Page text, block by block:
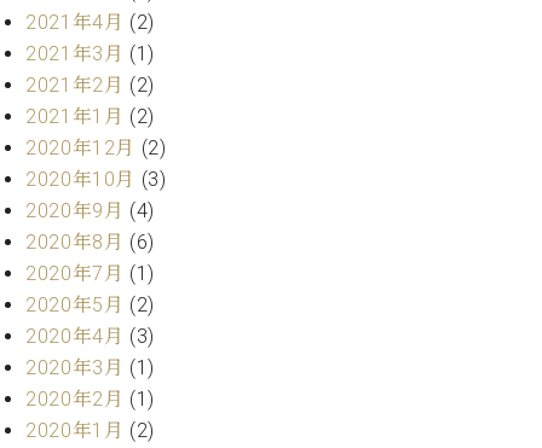
Digital(ベ
ヒ
シ
ュ
タ
イ
ン
デ
ジ
タ
ル)
ノ特
選中
古】
イ
ベ
ン
ト
報
八
王
子
工
房
ロ
グ
2021年4月 (2)
2021年3月 (1)
2021年2月 (2)
2021年1月 (2)
2020年12月 (2)
2020年10月 (3)
2020年9月 (4)
2020年8月 (6)
2020年7月 (1)
2020年5月 (2)
2020年4月 (3)
2020年3月 (1)
2020年2月 (1)
2020年1月 (2)